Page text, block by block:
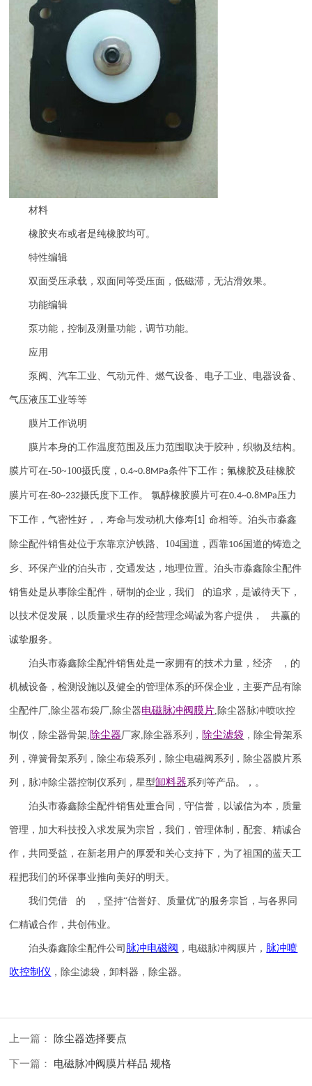
材料
橡胶夹布或者是纯橡胶均可。
特性编辑
双面受压承载，双面同等受压面，低磁滞，无沾滑效果。
功能编辑
泵功能，控制及测量功能，调节功能。
应用
泵阀、汽车工业、气动元件、燃气设备、电子工业、电器设备、
气压液压工业等等
膜片工作说明
膜片本身的工作温度范围及压力范围取决于胶种，织物及结构。
膜片可在-50~100摄氏度，0.4~0.8MPa条件下工作；氟橡胶及硅橡胶
膜片可在-80~232摄氏度下工作。 氯醇橡胶膜片可在0.4~0.8MPa压力
下工作，气密性好，，寿命与发动机大修寿 [1]命相等。泊头市淼鑫
除尘配件销售处位于东靠京沪铁路、 104 国道，西靠106 国道的铸造之
乡、环保产业的泊头市，交通发达，地理位置。泊头市淼鑫除尘配件
销售处是从事除尘配件，研制的企业，我们 的追求，是诚待天下，
以技术促发展，以质量求生存的经营理念竭诚为客户提供， 共赢的
诚挚服务。
泊头市淼鑫除尘配件销售处是一家拥有的技术力量，经济 ，的
机械设备，检测设施以及健全的管理体系的环保企业，主要产品有除
尘配件厂, 除尘器布袋厂, 除尘器电磁脉冲阀膜片, 除尘器脉冲喷吹控
制仪 ， 除尘器骨架,除尘器厂家, 除尘器系列， 除尘滤袋 ，除尘骨架系
列，弹簧骨架系列，除尘布袋系列，除尘电磁阀系列，除尘器膜片系
列，脉冲除尘器控制仪系列，星型卸料器系列等产品。，。
泊头市淼鑫除尘配件销售处重合同，守信誉，以诚信为本，质量
管理，加大科技投入求发展为宗旨，我们，管理体制，配套、精诚合
作，共同受益，在新老用户的厚爱和关心支持下，为了祖国的蓝天工
程把我们的环保事业推向美好的明天。
我们凭借 的 ，坚持“信誉好、质量优”的服务宗旨，与各界同
仁精诚合作，共创伟业。
泊头淼鑫除尘配件公司 脉冲电磁阀 ，电磁脉冲阀膜片， 脉冲喷
吹控制仪 ，除尘滤袋，卸料器，除尘器。
上一篇： 除尘器选择要点
下一篇： 电磁脉冲阀膜片样品 规格